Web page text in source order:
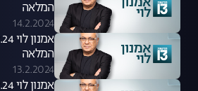
המלאה
14.2.2024
המלאה
13.2.2024